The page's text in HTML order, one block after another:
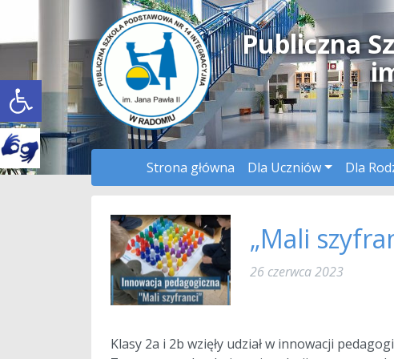
Open toolbar
Publiczna
Strona główna Dla Uczniów Dla
„Mali
26 czerwca 2023
Klasy 2a i 2b wzięły udział w innowacji